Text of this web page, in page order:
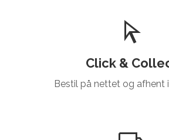
Click &
Bestil på nettet og afhent